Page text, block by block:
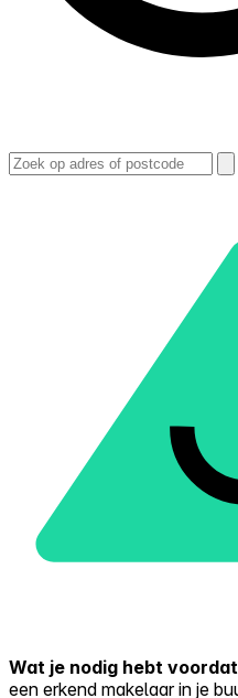
Wat je nodig hebt
een erkend makelaar in je